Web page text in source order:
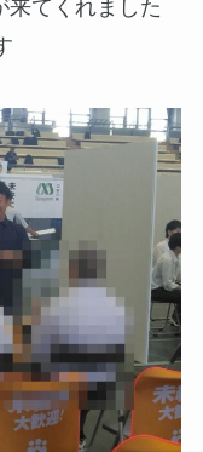
来てくれました